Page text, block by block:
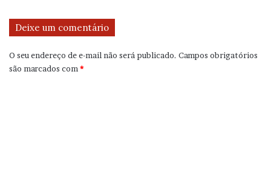
Deixe um comentário
O seu endereço de e-mail não será publicado. Campos obrigatórios
são marcados com*